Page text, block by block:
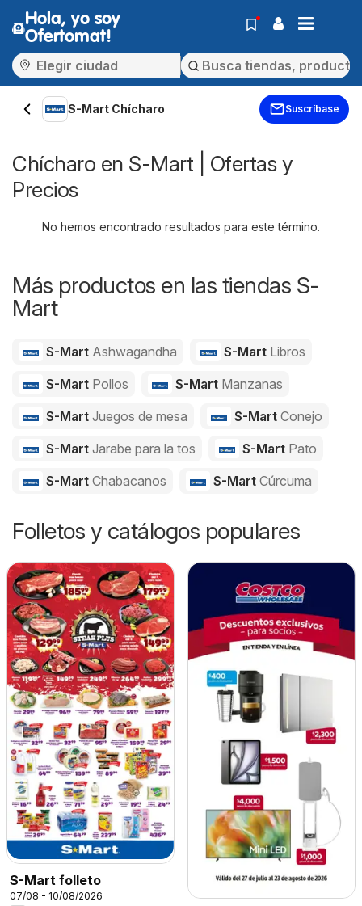
Hola, yo soy
Ofertomat!
S-Mart Chícharo Suscríbase
Chícharo en S-Mart | Ofertas y
Precios
No hemos encontrado resultados para este término.
Más productos en las tiendas S-
Mart
S-Mart Ashwagandha S-Mart Libros
S-Mart Pollos S-Mart Manzanas
S-Mart Juegos de mesa S-Mart Conejo
S-Mart Jarabe para la tos S-Mart Pato
S-Mart Chabacanos S-Mart Cúrcuma
Folletos y catálogos populares
S-Mart folleto
07/08 - 10/08/2026